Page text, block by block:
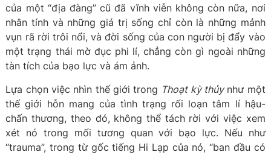
của một “địa đàng” cũ đã vĩnh viễn không còn nữa, nơi
nhân tính và những giá trị sống chỉ còn là những mảnh
vụn rã rời trôi nổi, và đời sống của con người bị đẩy vào
một trạng thái mờ đục phi lí, chẳng còn gì ngoài những
tàn tích của bạo lực và ám ảnh.
Lựa chọn việc nhìn thế giới trong Thoạt kỳ thủynhư một
thế giới hỗn mang của tình trạng rối loạn tâm lí hậu-
chấn thương, theo đó, không thể tách rời với việc xem
xét nó trong mối tương quan với bạo lực. Nếu như
“trauma”, trong từ gốc tiếng Hi Lạp của nó, “ban đầu có